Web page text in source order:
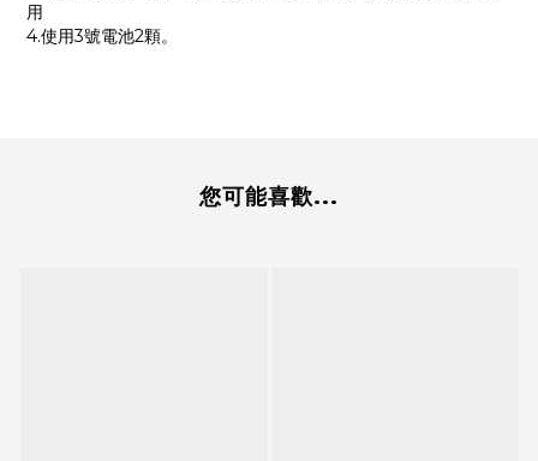
用
4.使用3號電池2顆。
您可能喜歡...